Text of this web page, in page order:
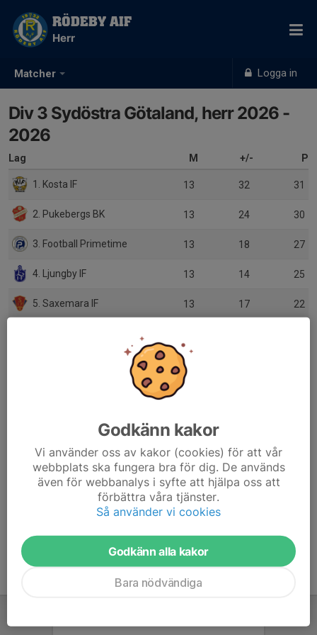
Matcher Logga in
RÖDEBY AIF
Herr
Div 3 Sydöstra Götaland, herr 2026 -
2026
Lag M +/- P
1. Kosta IF 13 32 31
2. Pukebergs BK 13 24 30
3. Football Primetime 13 18 27
4. Ljungby IF 13 14 25
5. Saxemara IF 13 17 22
13
12
10. Älmhults IF 13 -27
11. Kalmar City BK 12 -42
12. Hanaskogs IS 0
Godkänn kakor
Vi använder oss av kakor (cookies) för att vår
webbplats ska fungera bra för dig. De används
även för webbanalys i syfte att hjälpa oss att
förbättra våra tjänster.
Så använder vi cookies
Godkänn alla kakor
Bara nödvändiga